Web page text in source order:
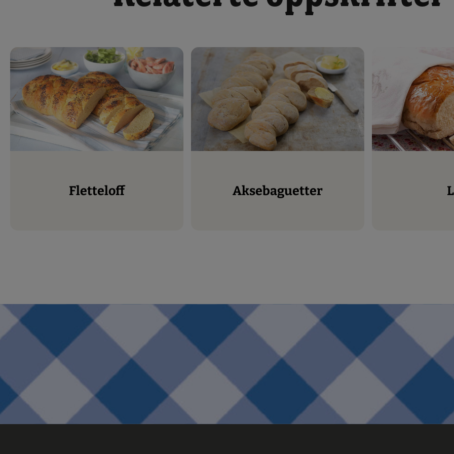
Fletteloff Aksebaguetter